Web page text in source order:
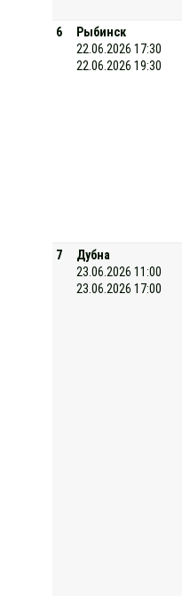
6
Рыбинск
22.06.2026 17:30
22.06.2026 19:30
7
Дубна
23.06.2026 11:00
23.06.2026 17:00